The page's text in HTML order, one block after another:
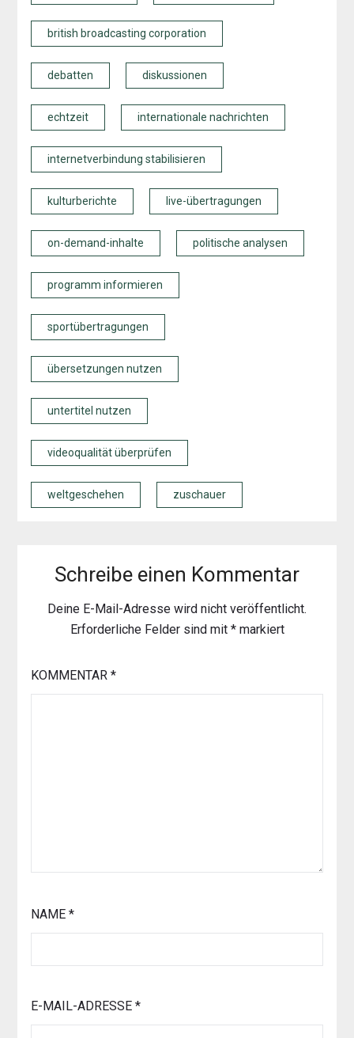
british broadcasting corporation
debatten diskussionen
echtzeit internationale nachrichten
internetverbindung stabilisieren
kulturberichte live-übertragungen
on-demand-inhalte politische analysen
programm informieren
sportübertragungen
übersetzungen nutzen
untertitel nutzen
videoqualität überprüfen
weltgeschehen zuschauer
Schreibe einen Kommentar
Deine E-Mail-Adresse wird nicht veröffentlicht.
Erforderliche Felder sind mit *markiert
KOMMENTAR *
NAME *
E-MAIL-ADRESSE *